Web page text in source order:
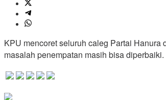
KPU mencoret seluruh caleg Partai
masalah penempatan masih bisa diperbaiki.